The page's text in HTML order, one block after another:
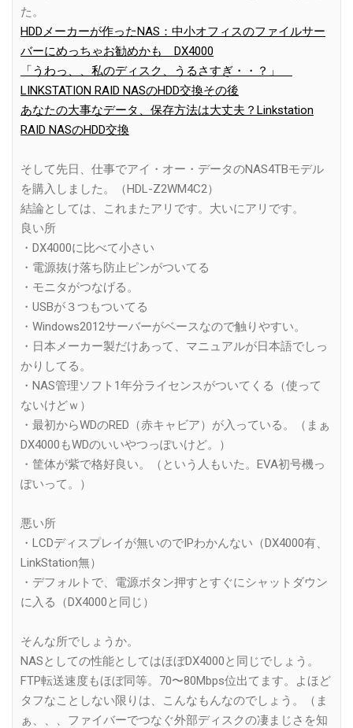
た。
HDDメーカーが作ったNAS：中小オフィスのファイルサー
バーにめっちゃお勧めかも DX4000
「うわっ、、私のディスク、うるさすぎ・・？」
LINKSTATION RAID NASのHDD交換その後
あなたの大事なデータ、保存方法は大丈夫？Linkstation
RAID NASのHDD交換
そして先日、仕事でアイ・オー・データのNAS4TBモデル
を購入しました。（HDL-Z2WM4C2）
結論としては、これまたアリです。大いにアリです。
良い所
・DX4000に比べて小さい
・電源抜け落ち防止ピンがついてる
・モニタがつなげる。
・USBが３つもついてる
・Windows2012サーバーがベースなので触りやすい。
・日本メーカー製だけあって、マニュアルが日本語でしっ
かりしてる。
・NAS管理ソフト1年分ライセンスがついてくる（使って
ないけどｗ）
・最初からWDのRED（赤キャビア）が入っている。（まぁ
DX4000もWDのいいやつっぽいけど。）
・筐体が紫で格好良い。（という人もいた。EVA初号機っ
ぽいって。）
悪い所
・LCDディスプレイが無いのでIPわかんない（DX4000有、
LinkStation無）
・デフォルトで、電源ボタン押すとすぐにシャットダウン
に入る（DX4000と同じ）
そんな所でしょうか。
NASとしての性能としてはほぼDX4000と同じでしょう。
FTP転送速度もほぼ同等。70〜80Mbps位出てます。よほど
タフなことしない限りは、こんなもんなのでしょう。（ま
ぁ、、、ファイバーでつなぐ外部ディスクの凄まじさを知